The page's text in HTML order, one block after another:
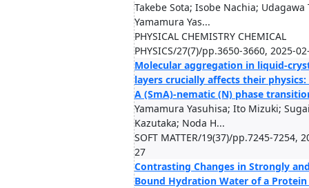
Takebe Sota; Isobe Nachia; Udagawa
Yamamura Yas...
PHYSICAL CHEMISTRY CHEMICAL
PHYSICS/27(7)/pp.3650-3660, 2025-
Molecular aggregation in liquid-
layers crucially affects their
A (SmA)-nematic (N) phase
Yamamura Yasuhisa; Ito Mizuki;
Kazutaka; Noda H...
SOFT MATTER/19(37)/pp.7245-7254,
27
Contrasting Changes in Strongly
Bound Hydration Water of a